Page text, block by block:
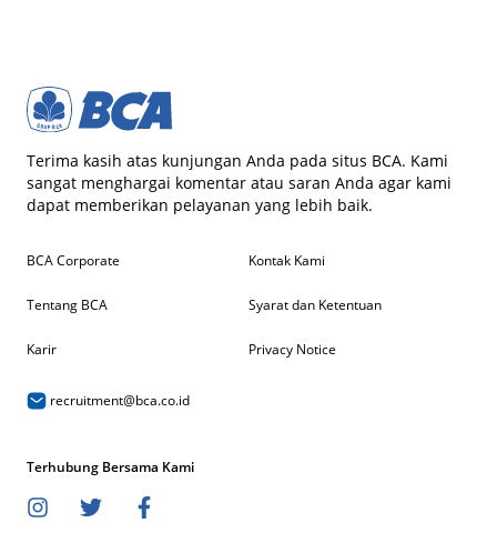
Terima kasih atas kunjungan Anda pada situs BCA. Kami
sangat menghargai komentar atau saran Anda agar kami
dapat memberikan pelayanan yang lebih baik.
BCA Corporate Kontak Kami
Tentang BCA Syarat dan Ketentuan
Karir Privacy Notice
recruitment@bca.co.id
Terhubung Bersama Kami